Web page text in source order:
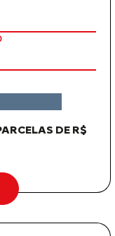
DE R$